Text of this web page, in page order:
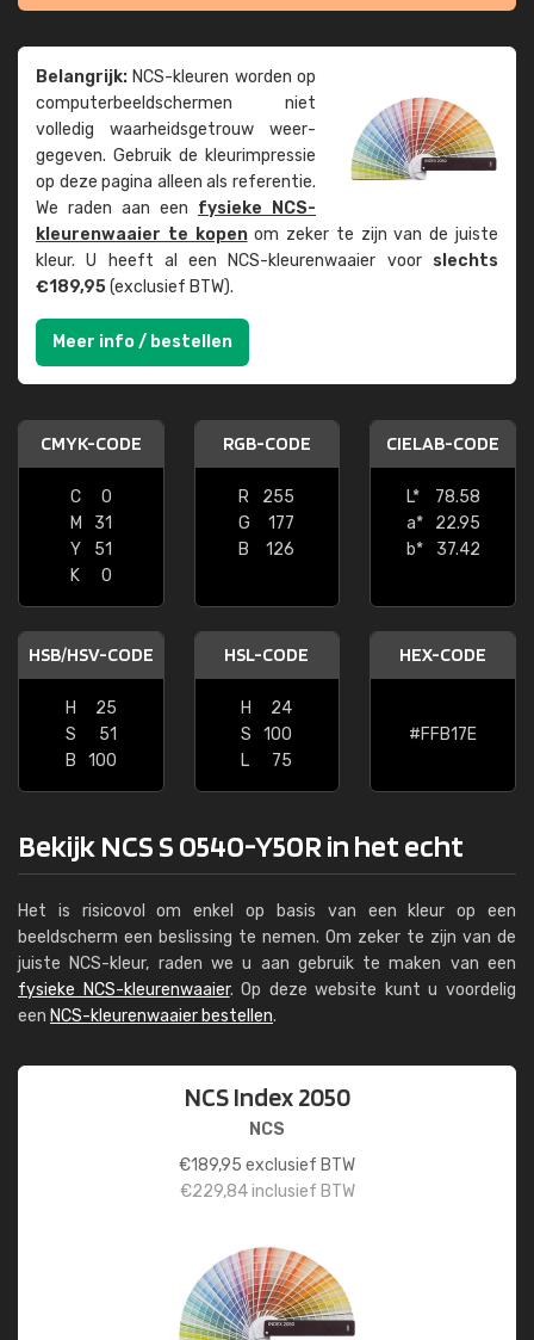
Belangrijk: NCS-kleuren worden op
computer­beeld­schermen niet
volledig waarheids­­getrouw weer­
gegeven. Gebruik de kleur­impressie
op deze pagina alleen als referentie.
We raden aan een fysieke NCS-
kleuren­waaier te kopenom zeker te zijn van de juiste
kleur. U heeft al een NCS-kleuren­waaier voor slechts
€189,95(exclusief BTW).
Meer info / bestellen
CMYK-CODE
C
0
M
31
Y
51
K
0
RGB-CODE
R
255
G
177
B
126
CIELAB-CODE
L*
78.58
a*
22.95
b*
37.42
HSB/HSV-CODE
H
25
S
51
B
100
HSL-CODE
H
24
S
100
L
75
HEX-CODE
#FFB17E
Bekijk NCS S 0540-Y50R in het echt
Het is risicovol om enkel op basis van een kleur op een
beeldscherm een beslissing te nemen. Om zeker te zijn van de
juiste NCS-kleur, raden we u aan gebruik te maken van een
fysieke NCS-kleurenwaaier. Op deze website kunt u voordelig
een NCS-kleurenwaaier bestellen.
NCS Index 2050
NCS
€189,95 exclusief BTW
€229,84inclusief BTW